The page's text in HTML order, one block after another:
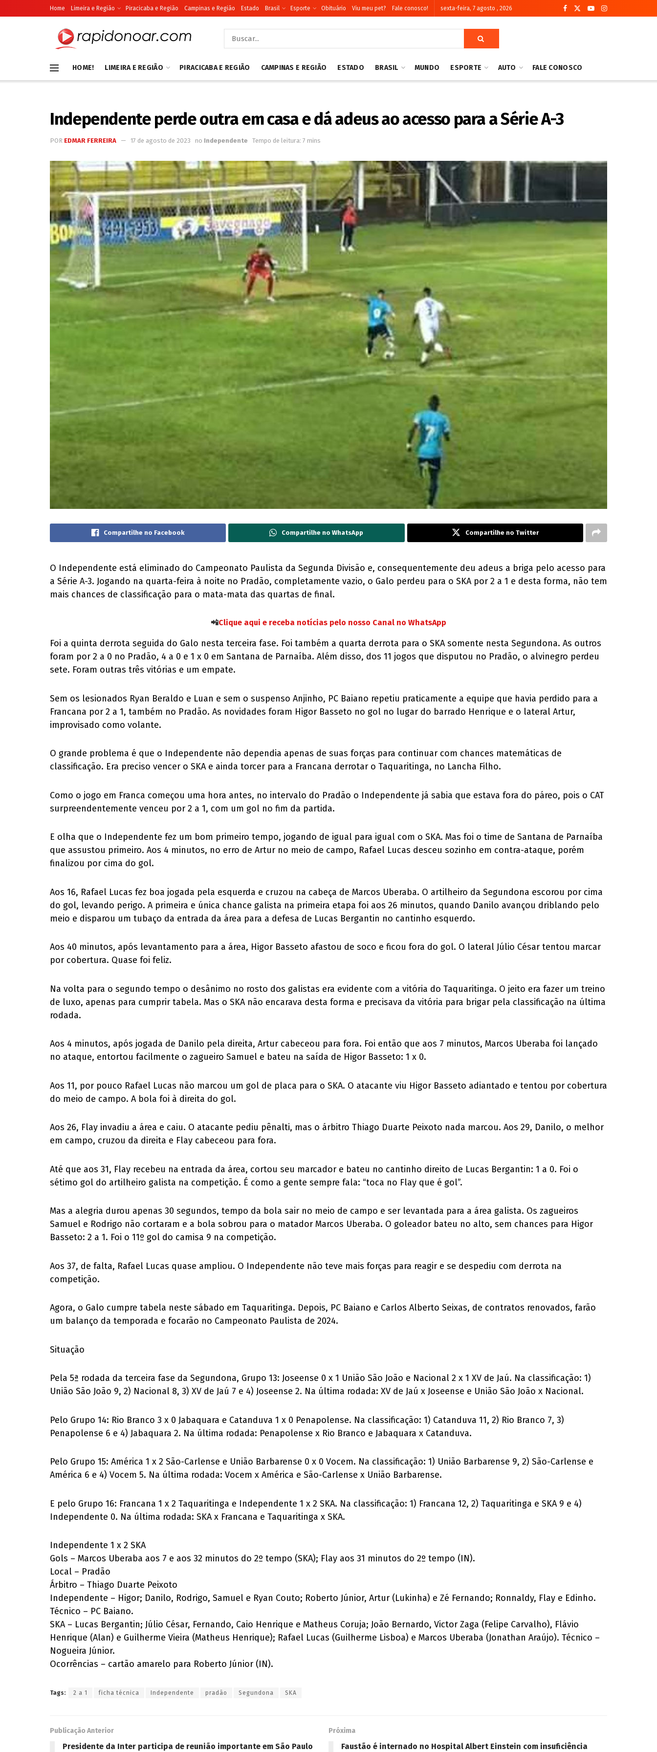
Home Limeira e Região Piracicaba e Região Campinas e Região Estado Brasil Esporte Obituário Viu meu pet? Fale conosco! sexta-feira, 7 agosto , 2026
HOME! LIMEIRA E REGIÃO PIRACICABA E REGIÃO CAMPINAS E REGIÃO ESTADO BRASIL MUNDO ESPORTE AUTO FALE CONOSCO
Independente perde outra em casa e dá adeus ao acesso para a Série A-3
POR EDMAR FERREIRA 17 de agosto de 2023 no Independente Tempo de leitura: 7 mins
Compartilhe no Facebook Compartilhe no WhatsApp Compartilhe no Twitter
O Independente está eliminado do Campeonato Paulista da Segunda Divisão e, consequentemente deu adeus a briga pelo acesso para
a Série A-3. Jogando na quarta-feira à noite no Pradão, completamente vazio, o Galo perdeu para o SKA por 2 a 1 e desta forma, não tem
mais chances de classificação para o mata-mata das quartas de final.
📲Clique aqui e receba notícias pelo nosso Canal no WhatsApp
Foi a quinta derrota seguida do Galo nesta terceira fase. Foi também a quarta derrota para o SKA somente nesta Segundona. As outros
foram por 2 a 0 no Pradão, 4 a 0 e 1 x 0 em Santana de Parnaíba. Além disso, dos 11 jogos que disputou no Pradão, o alvinegro perdeu
sete. Foram outras três vitórias e um empate.
Sem os lesionados Ryan Beraldo e Luan e sem o suspenso Anjinho, PC Baiano repetiu praticamente a equipe que havia perdido para a
Francana por 2 a 1, também no Pradão. As novidades foram Higor Basseto no gol no lugar do barrado Henrique e o lateral Artur,
improvisado como volante.
O grande problema é que o Independente não dependia apenas de suas forças para continuar com chances matemáticas de
classificação. Era preciso vencer o SKA e ainda torcer para a Francana derrotar o Taquaritinga, no Lancha Filho.
Como o jogo em Franca começou uma hora antes, no intervalo do Pradão o Independente já sabia que estava fora do páreo, pois o CAT
surpreendentemente venceu por 2 a 1, com um gol no fim da partida.
E olha que o Independente fez um bom primeiro tempo, jogando de igual para igual com o SKA. Mas foi o time de Santana de Parnaíba
que assustou primeiro. Aos 4 minutos, no erro de Artur no meio de campo, Rafael Lucas desceu sozinho em contra-ataque, porém
finalizou por cima do gol.
Aos 16, Rafael Lucas fez boa jogada pela esquerda e cruzou na cabeça de Marcos Uberaba. O artilheiro da Segundona escorou por cima
do gol, levando perigo. A primeira e única chance galista na primeira etapa foi aos 26 minutos, quando Danilo avançou driblando pelo
meio e disparou um tubaço da entrada da área para a defesa de Lucas Bergantin no cantinho esquerdo.
Aos 40 minutos, após levantamento para a área, Higor Basseto afastou de soco e ficou fora do gol. O lateral Júlio César tentou marcar
por cobertura. Quase foi feliz.
Na volta para o segundo tempo o desânimo no rosto dos galistas era evidente com a vitória do Taquaritinga. O jeito era fazer um treino
de luxo, apenas para cumprir tabela. Mas o SKA não encarava desta forma e precisava da vitória para brigar pela classificação na última
rodada.
Aos 4 minutos, após jogada de Danilo pela direita, Artur cabeceou para fora. Foi então que aos 7 minutos, Marcos Uberaba foi lançado
no ataque, entortou facilmente o zagueiro Samuel e bateu na saída de Higor Basseto: 1 x 0.
Aos 11, por pouco Rafael Lucas não marcou um gol de placa para o SKA. O atacante viu Higor Basseto adiantado e tentou por cobertura
do meio de campo. A bola foi à direita do gol.
Aos 26, Flay invadiu a área e caiu. O atacante pediu pênalti, mas o árbitro Thiago Duarte Peixoto nada marcou. Aos 29, Danilo, o melhor
em campo, cruzou da direita e Flay cabeceou para fora.
Até que aos 31, Flay recebeu na entrada da área, cortou seu marcador e bateu no cantinho direito de Lucas Bergantin: 1 a 0. Foi o
sétimo gol do artilheiro galista na competição. É como a gente sempre fala: “toca no Flay que é gol”.
Mas a alegria durou apenas 30 segundos, tempo da bola sair no meio de campo e ser levantada para a área galista. Os zagueiros
Samuel e Rodrigo não cortaram e a bola sobrou para o matador Marcos Uberaba. O goleador bateu no alto, sem chances para Higor
Basseto: 2 a 1. Foi o 11º gol do camisa 9 na competição.
Aos 37, de falta, Rafael Lucas quase ampliou. O Independente não teve mais forças para reagir e se despediu com derrota na
competição.
Agora, o Galo cumpre tabela neste sábado em Taquaritinga. Depois, PC Baiano e Carlos Alberto Seixas, de contratos renovados, farão
um balanço da temporada e focarão no Campeonato Paulista de 2024.
Situação
Pela 5ª rodada da terceira fase da Segundona, Grupo 13: Joseense 0 x 1 União São João e Nacional 2 x 1 XV de Jaú. Na classificação: 1)
União São João 9, 2) Nacional 8, 3) XV de Jaú 7 e 4) Joseense 2. Na última rodada: XV de Jaú x Joseense e União São João x Nacional.
Pelo Grupo 14: Rio Branco 3 x 0 Jabaquara e Catanduva 1 x 0 Penapolense. Na classificação: 1) Catanduva 11, 2) Rio Branco 7, 3)
Penapolense 6 e 4) Jabaquara 2. Na última rodada: Penapolense x Rio Branco e Jabaquara x Catanduva.
Pelo Grupo 15: América 1 x 2 São-Carlense e União Barbarense 0 x 0 Vocem. Na classificação: 1) União Barbarense 9, 2) São-Carlense e
América 6 e 4) Vocem 5. Na última rodada: Vocem x América e São-Carlense x União Barbarense.
E pelo Grupo 16: Francana 1 x 2 Taquaritinga e Independente 1 x 2 SKA. Na classificação: 1) Francana 12, 2) Taquaritinga e SKA 9 e 4)
Independente 0. Na última rodada: SKA x Francana e Taquaritinga x SKA.
Independente 1 x 2 SKA
Gols – Marcos Uberaba aos 7 e aos 32 minutos do 2º tempo (SKA); Flay aos 31 minutos do 2º tempo (IN).
Local – Pradão
Árbitro – Thiago Duarte Peixoto
Independente – Higor; Danilo, Rodrigo, Samuel e Ryan Couto; Roberto Júnior, Artur (Lukinha) e Zé Fernando; Ronnaldy, Flay e Edinho.
Técnico – PC Baiano.
SKA – Lucas Bergantin; Júlio César, Fernando, Caio Henrique e Matheus Coruja; João Bernardo, Victor Zaga (Felipe Carvalho), Flávio
Henrique (Alan) e Guilherme Vieira (Matheus Henrique); Rafael Lucas (Guilherme Lisboa) e Marcos Uberaba (Jonathan Araújo). Técnico –
Nogueira Júnior.
Ocorrências – cartão amarelo para Roberto Júnior (IN).
Tags: 2 a 1 ficha técnica Independente pradão Segundona SKA
Publicação Anterior
Presidente da Inter participa de reunião importante em São Paulo
Próxima
Faustão é internado no Hospital Albert Einstein com insuficiência